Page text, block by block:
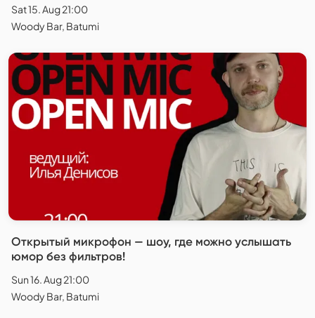
Sat 15. Aug 21:00
Woody Bar, Batumi
Открытый микрофон — шоу, где можно услышать
юмор без фильтров!
Sun 16. Aug 21:00
Woody Bar, Batumi